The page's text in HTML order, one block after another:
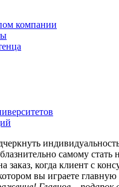
компании
самому
когда клиент с
вы играете главную